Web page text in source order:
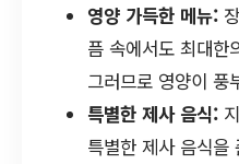
영양 가득한 메뉴:
픔 속에서도 최대한
그러므로 영양이 풍
특별한 제사 음식:
특별한 제사 음식을